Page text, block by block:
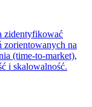
zidentyfikować
zorientowanych na
(time-to-market),
i skalowalność.